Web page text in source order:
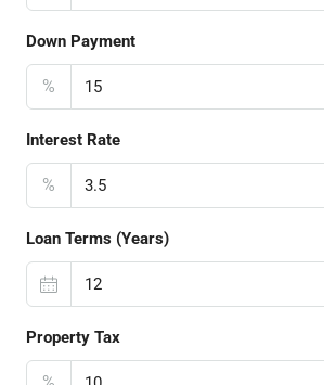
Down Payment
%
Interest Rate
%
Loan Terms (Years)
Property Tax